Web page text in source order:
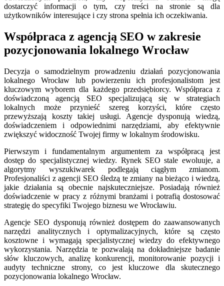
dostarczyć informacji o tym, czy treści na stronie są dla
użytkowników interesujące i czy strona spełnia ich oczekiwania.
Współpraca z agencją SEO w zakresie
pozycjonowania lokalnego Wrocław
Decyzja o samodzielnym prowadzeniu działań pozycjonowania
lokalnego Wrocław lub powierzeniu ich profesjonalistom jest
kluczowym wyborem dla każdego przedsiębiorcy. Współpraca z
doświadczoną agencją SEO specjalizującą się w strategiach
lokalnych może przynieść szereg korzyści, które często
przewyższają koszty takiej usługi. Agencje dysponują wiedzą,
doświadczeniem i odpowiednimi narzędziami, aby efektywnie
zwiększyć widoczność Twojej firmy w lokalnym środowisku.
Pierwszym i fundamentalnym argumentem za współpracą jest
dostęp do specjalistycznej wiedzy. Rynek SEO stale ewoluuje, a
algorytmy wyszukiwarek podlegają ciągłym zmianom.
Profesjonaliści z agencji SEO śledzą te zmiany na bieżąco i wiedzą,
jakie działania są obecnie najskuteczniejsze. Posiadają również
doświadczenie w pracy z różnymi branżami i potrafią dostosować
strategię do specyfiki Twojego biznesu we Wrocławiu.
Agencje SEO dysponują również dostępem do zaawansowanych
narzędzi analitycznych i optymalizacyjnych, które są często
kosztowne i wymagają specjalistycznej wiedzy do efektywnego
wykorzystania. Narzędzia te pozwalają na dokładniejsze badanie
słów kluczowych, analizę konkurencji, monitorowanie pozycji i
audyty techniczne strony, co jest kluczowe dla skutecznego
pozycjonowania lokalnego Wrocław.